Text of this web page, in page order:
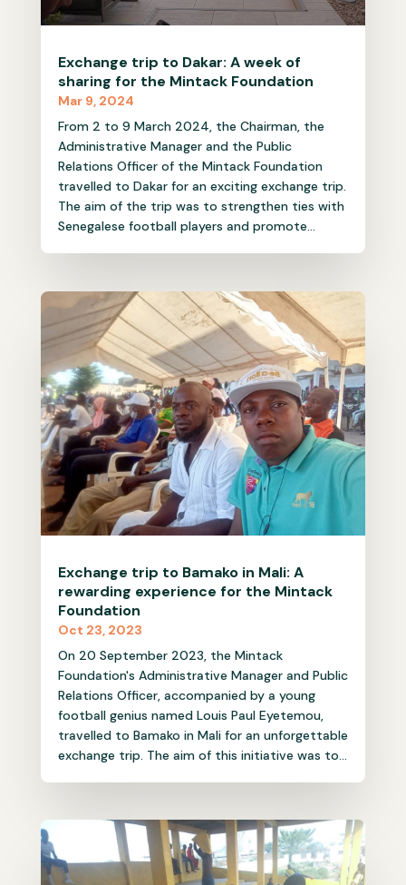
Exchange trip to Dakar: A week of
sharing for the Mintack Foundation
Mar 9, 2024
From 2 to 9 March 2024, the Chairman, the
Administrative Manager and the Public
Relations Officer of the Mintack Foundation
travelled to Dakar for an exciting exchange trip.
The aim of the trip was to strengthen ties with
Senegalese football players and promote...
Exchange trip to Bamako in Mali: A
rewarding experience for the Mintack
Foundation
Oct 23, 2023
On 20 September 2023, the Mintack
Foundation's Administrative Manager and Public
Relations Officer, accompanied by a young
football genius named Louis Paul Eyetemou,
travelled to Bamako in Mali for an unforgettable
exchange trip. The aim of this initiative was to...